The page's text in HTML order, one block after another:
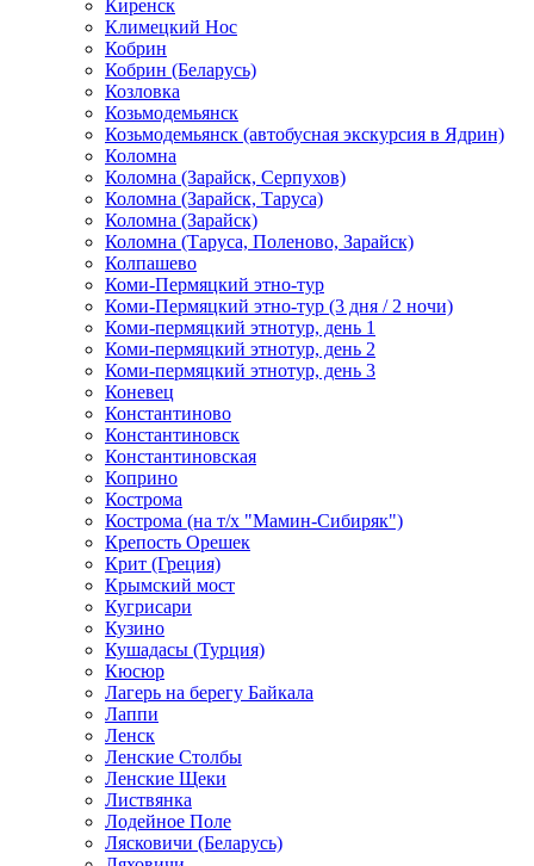
Киренск
Климецкий Нос
Кобрин
Кобрин (Беларусь)
Козловка
Козьмодемьянск
Козьмодемьянск (автобусная экскурсия в Ядрин)
Коломна
Коломна (Зарайск, Серпухов)
Коломна (Зарайск, Таруса)
Коломна (Зарайск)
Коломна (Таруса, Поленово, Зарайск)
Колпашево
Коми-Пермяцкий этно-тур
Коми-Пермяцкий этно-тур (3 дня / 2 ночи)
Коми-пермяцкий этнотур, день 1
Коми-пермяцкий этнотур, день 2
Коми-пермяцкий этнотур, день 3
Коневец
Константиново
Константиновск
Константиновская
Коприно
Кострома
Кострома (на т/х "Мамин-Сибиряк")
Крепость Орешек
Крит (Греция)
Крымский мост
Кугрисари
Кузино
Кушадасы (Турция)
Кюсюр
Лагерь на берегу Байкала
Лаппи
Ленск
Ленские Столбы
Ленские Щеки
Листвянка
Лодейное Поле
Лясковичи (Беларусь)